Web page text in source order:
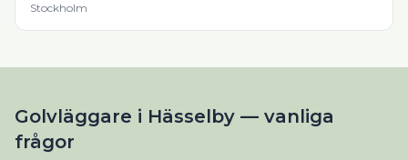
Stockholm
Golvläggare i Hässelby — vanliga
frågor